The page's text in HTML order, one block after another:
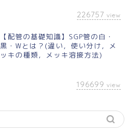
226757 view
【配管の基礎知識】SGP管の白・
黒・Wとは？(違い，使い分け，メ
ッキの種類，メッキ溶接方法)
196699 view